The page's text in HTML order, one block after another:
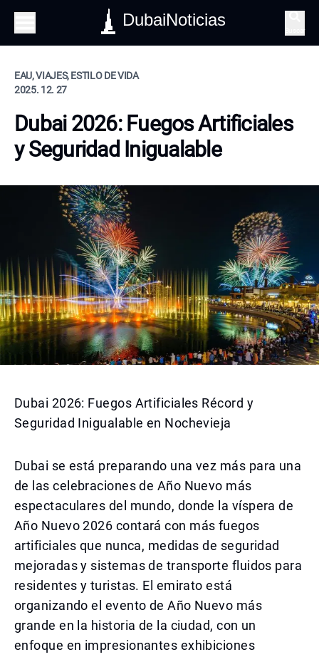
DubaiNoticias
EAU, VIAJES, ESTILO DE VIDA
2025. 12. 27
Dubai 2026: Fuegos Artificiales
y Seguridad Inigualable
Dubai 2026: Fuegos Artificiales Récord y
Seguridad Inigualable en Nochevieja
Dubai se está preparando una vez más para una
de las celebraciones de Año Nuevo más
espectaculares del mundo, donde la víspera de
Año Nuevo 2026 contará con más fuegos
artificiales que nunca, medidas de seguridad
mejoradas y sistemas de transporte fluidos para
residentes y turistas. El emirato está
organizando el evento de Año Nuevo más
grande en la historia de la ciudad, con un
enfoque en impresionantes exhibiciones